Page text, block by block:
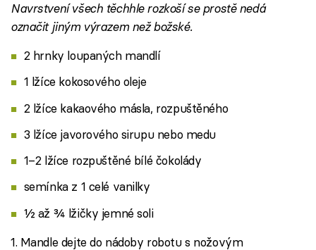
Navrstvení všech těchhle rozkoší se prostě nedá
označit jiným výrazem než božské.
2 hrnky loupaných mandlí
1 lžíce kokosového oleje
2 lžíce kakaového másla, rozpuštěného
3 lžíce javorového sirupu nebo medu
1–2 lžíce rozpuštěné bílé čokolády
semínka z 1 celé vanilky
½ až ¾ lžičky jemné soli
1. Mandle dejte do nádoby robotu s nožovým